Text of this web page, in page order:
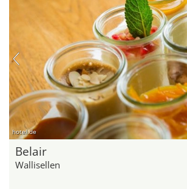
hotel.de
Belair
Wallisellen